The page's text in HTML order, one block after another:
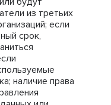
из третьих
если
срок,
наличие права